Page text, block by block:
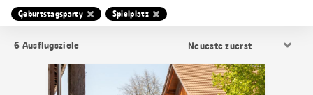
Geburtstagsparty Spielplatz
6 Ausflugsziele
Sortierung